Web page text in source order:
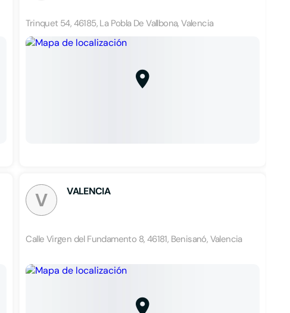
Trinquet 54, 46185, La Pobla De Vallbona, Valencia
V VALENCIA
Calle Virgen del Fundamento 8, 46181, Benisanó, Valencia